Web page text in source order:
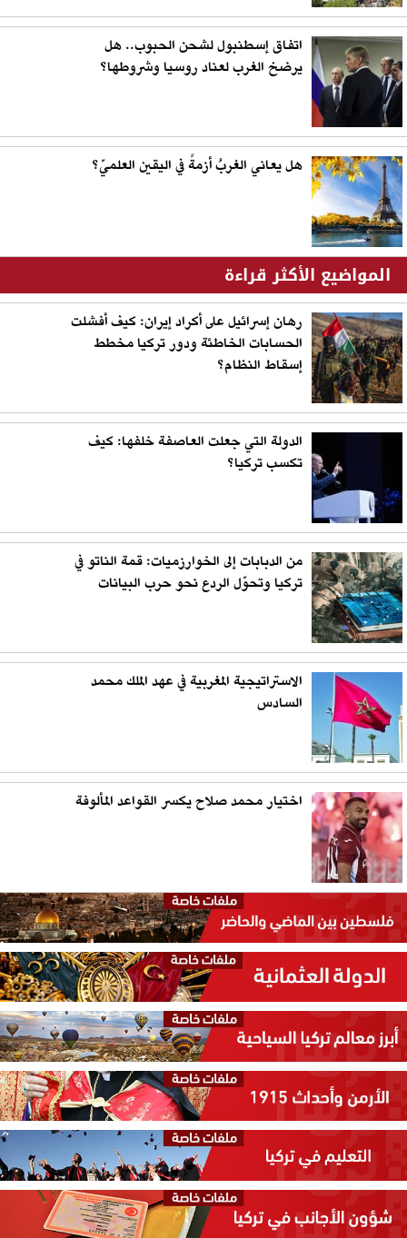
اتفاق إسطنبول لشحن الحبوب.. هل
يرضخ الغرب لعناد روسيا وشروطها؟
هل يعاني الغربُ أزمةً في اليقين العلميّ؟
المواضيع الأكثر قراءة
رهان إسرائيل على أكراد إيران: كيف أفشلت
الحسابات الخاطئة ودور تركيا مخطط
إسقاط النظام؟
الدولة التي جعلت العاصفة خلفها: كيف
تكسب تركيا؟
من الدبابات إلى الخوارزميات: قمة الناتو في
تركيا وتحوّل الردع نحو حرب البيانات
الاستراتيجية المغربية في عهد الملك محمد
السادس
اختيار محمد صلاح يكسر القواعد المألوفة